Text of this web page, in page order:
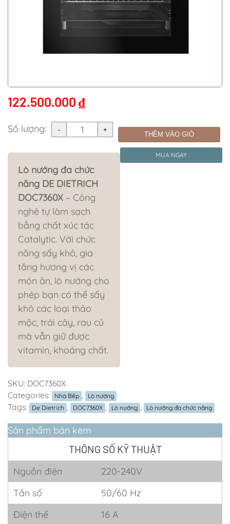
122.500.000 ₫
Số lượng: THÊM VÀO GIỎ
MUA NGAY
Lò nướng đa chức
năng DE DIETRICH
DOC7360X – Công
nghê tự làm sạch
bằng chất xúc tác
Catalytic. Với chức
năng sấy khô, gia
tăng hương vị các
món ăn, lò nướng cho
phép bạn có thể sấy
khô các loại thảo
mộc, trái cây, rau củ
mà vẫn giữ được
vitamin, khoáng chất.
SKU: DOC7360X
Categories:
Nhà Bếp , Lò nướng
Tags: De Dietrich , DOC7360X , Lò nướng , Lò nướng đa chức năng
Sản phẩm bán kèm
THÔNG SỐ KỸ THUẬT
Nguồn điện
220-240V
Tần số
50/60 Hz
Điện thế
16 A